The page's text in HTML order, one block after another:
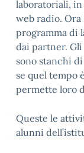
laboratoriali,
web radio.
programma di
dai partner. Gli
sono stanchi
se quel tempo
permette loro
Queste le
alunni